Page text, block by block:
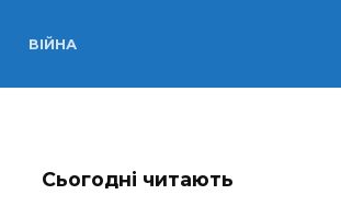
ВІЙНА
Сьогодні читають